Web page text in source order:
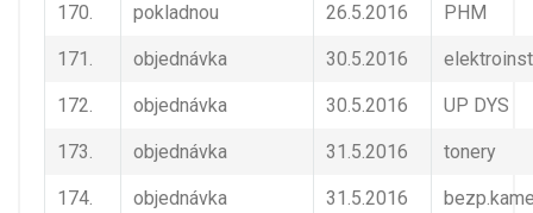
170. pokladnou 26.5.2016 PHM
171. objednávka 30.5.2016
172. objednávka 30.5.2016 UP DYS
173. objednávka 31.5.2016 tonery
174. objednávka 31.5.2016